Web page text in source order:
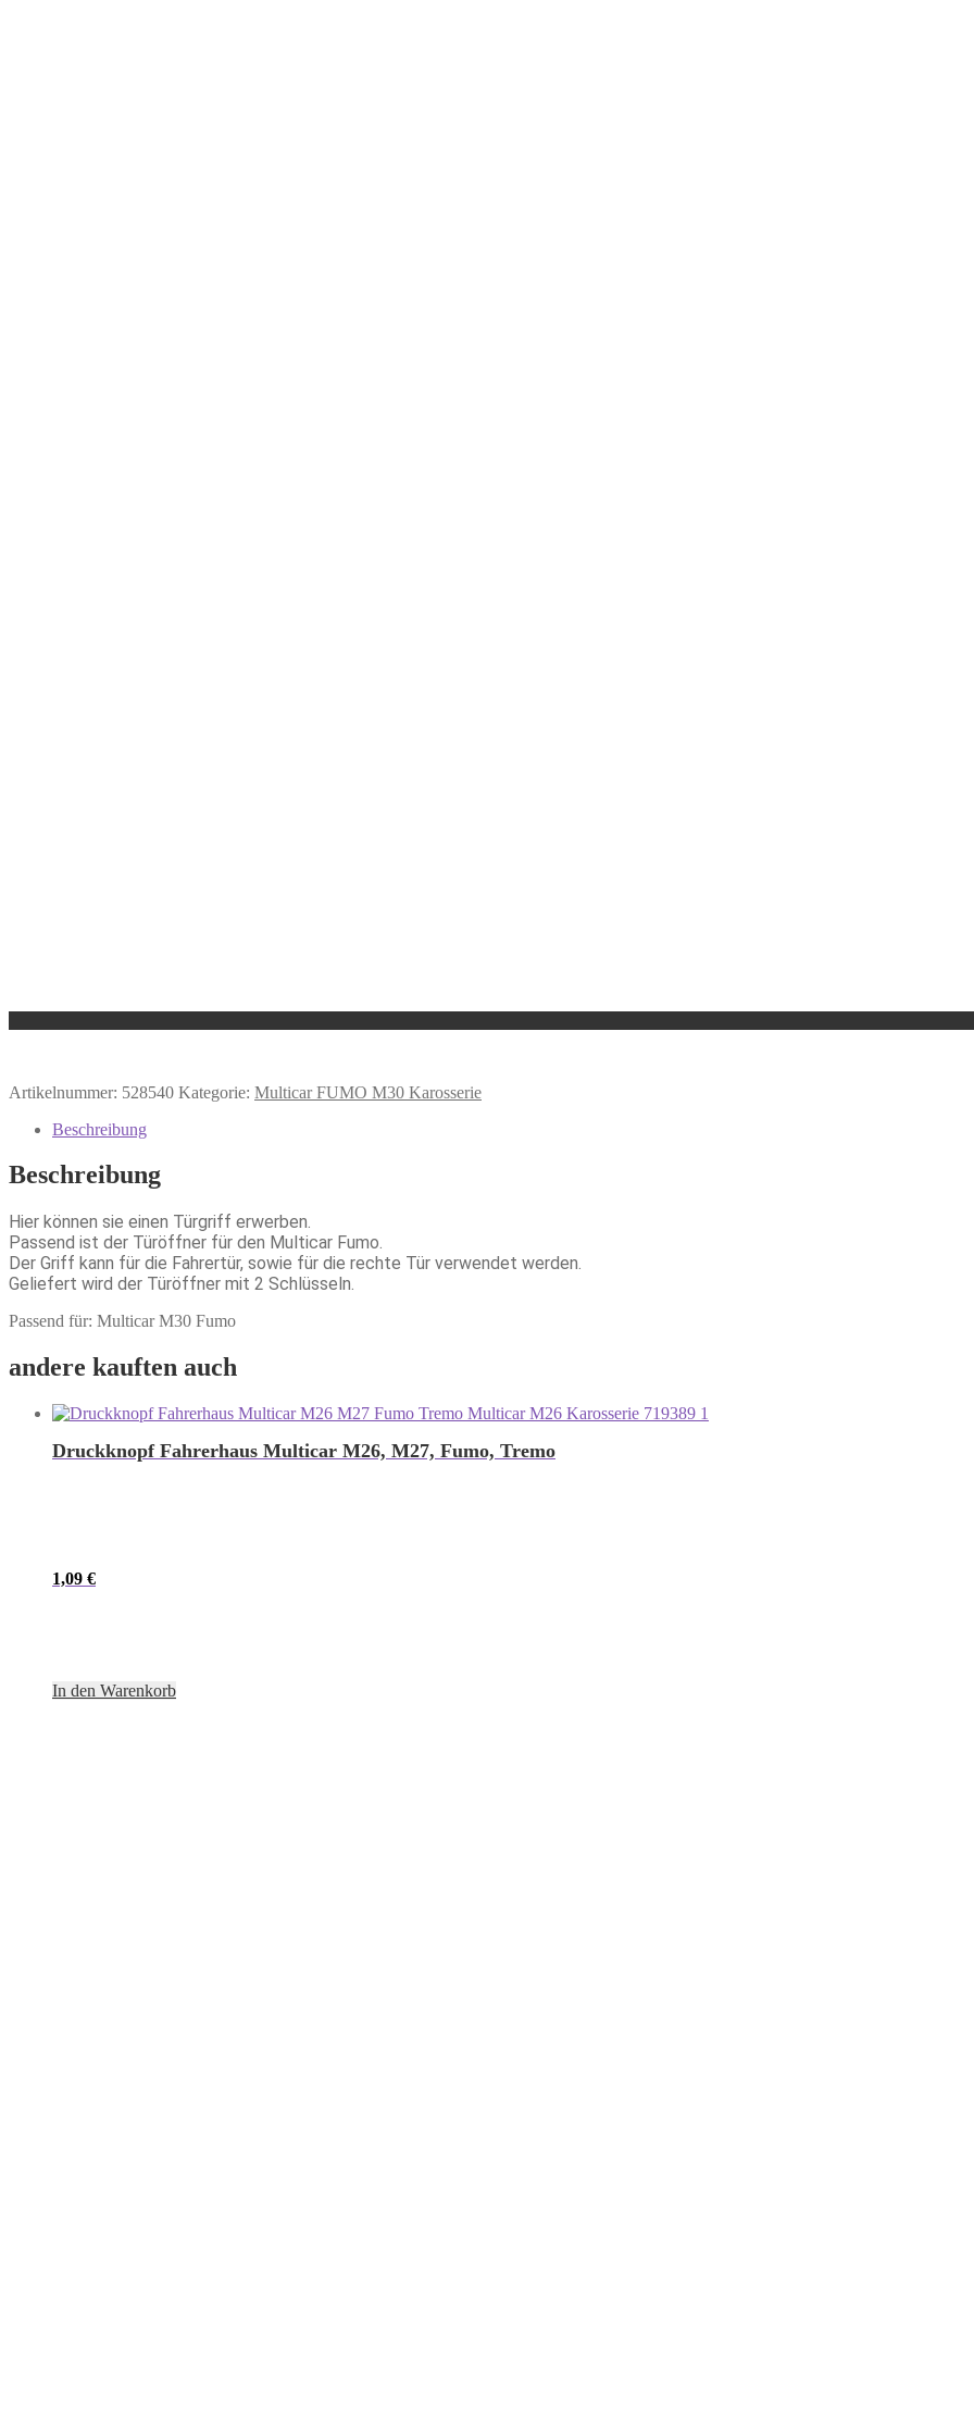
Artikelnummer: 528540 Kategorie: Multicar FUMO M30 Karosserie
Beschreibung
Beschreibung
Hier können sie einen Türgriff erwerben.
Passend ist der Türöffner für den Multicar Fumo.
Der Griff kann für die Fahrertür, sowie für die rechte Tür verwendet werden.
Geliefert wird der Türöffner mit 2 Schlüsseln.
Passend für: Multicar M30 Fumo
andere kauften auch
Druckknopf Fahrerhaus Multicar M26, M27, Fumo, Tremo
1,09 €
In den Warenkorb